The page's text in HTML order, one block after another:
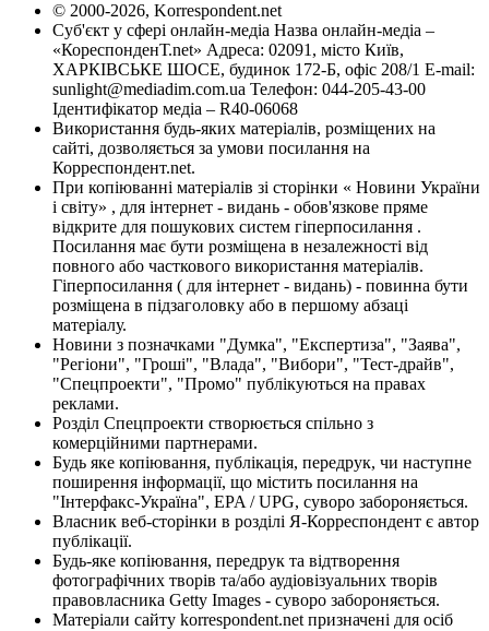
© 2000-2026, Korrespondent.net
Суб'єкт у сфері онлайн-медіа Назва онлайн-медіа –
«КореспонденТ.net» Адреса: 02091, місто Київ,
ХАРКІВСЬКЕ ШОСЕ, будинок 172-Б, офіс 208/1 E-mail:
sunlight@mediadim.com.ua Телефон: 044-205-43-00
Ідентифікатор медіа – R40-06068
Використання будь-яких матеріалів, розміщених на
сайті, дозволяється за умови посилання на
Корреспондент.net.
При копіюванні матеріалів зі сторінки « Новини України
і світу» , для інтернет - видань - обов'язкове пряме
відкрите для пошукових систем гіперпосилання .
Посилання має бути розміщена в незалежності від
повного або часткового використання матеріалів.
Гіперпосилання ( для інтернет - видань) - повинна бути
розміщена в підзаголовку або в першому абзаці
матеріалу.
Новини з позначками "Думка", "Експертиза", "Заява",
"Регіони", "Гроші", "Влада", "Вибори", "Тест-драйв",
"Спецпроекти", "Промо" публікуються на правах
реклами.
Розділ Спецпроекти створюється спільно з
комерційними партнерами.
Будь яке копіювання, публікація, передрук, чи наступне
поширення інформації, що містить посилання на
"Інтерфакс-Україна", EPA / UPG, суворо забороняється.
Власник веб-сторінки в розділі Я-Корреспондент є автор
публікації.
Будь-яке копіювання, передрук та відтворення
фотографічних творів та/або аудіовізуальних творів
правовласника Getty Images - суворо забороняється.
Матеріали сайту korrespondent.net призначені для осіб